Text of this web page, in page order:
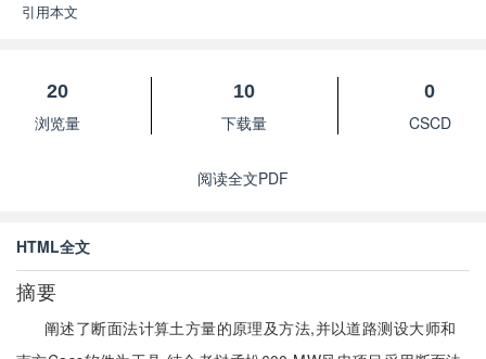
引用本文
20
浏览量
10
下载量
0
CSCD
阅读全文PDF
HTML全文
摘要
阐述了断面法计算土方量的原理及方法,并以道路测设大师和